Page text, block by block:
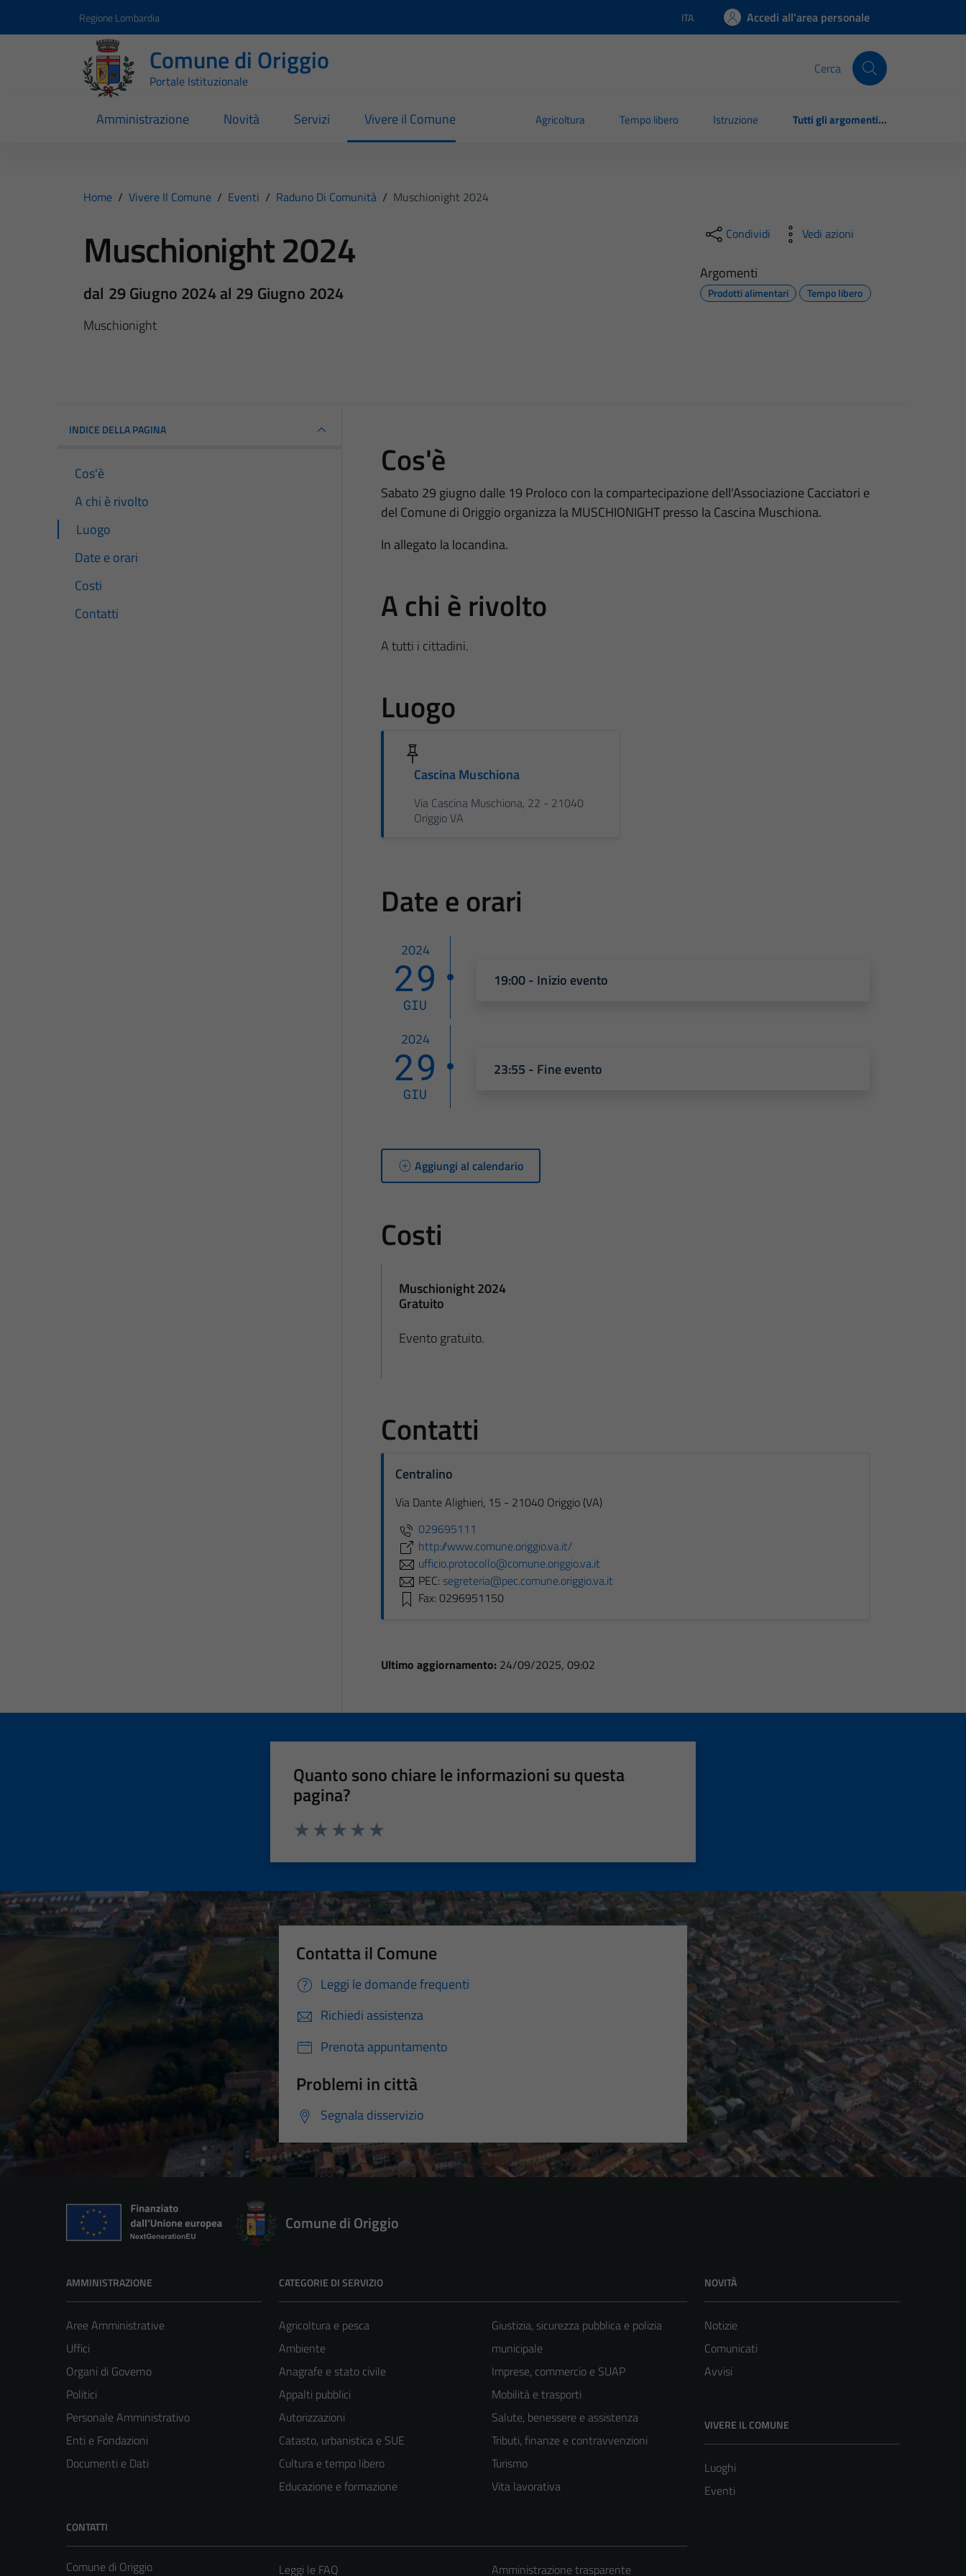
Regione Lombardia Lingua attiva:
ITA Accedi all'area personale
Comune di Origgio
Portale Istituzionale
Cerca
Amministrazione Novità Servizi Vivere il Comune Agricoltura Tempo libero Istruzione Tutti gli argomenti...
Home / Vivere Il Comune / Eventi / Raduno Di Comunità / Muschionight 2024
Muschionight 2024
dal 29 Giugno 2024 al 29 Giugno 2024
Muschionight
Condividi Vedi azioni
Argomenti
Prodotti alimentari Tempo libero
INDICE DELLA PAGINA
Cos'è
A chi è rivolto
Luogo
Date e orari
Costi
Contatti
Cos'è
Sabato 29 giugno dalle 19 Proloco con la compartecipazione dell'Associazione Cacciatori e
del Comune di Origgio organizza la MUSCHIONIGHT presso la Cascina Muschiona.
In allegato la locandina.
A chi è rivolto
A tutti i cittadini.
Luogo
Cascina Muschiona
Via Cascina Muschiona, 22 - 21040
Origgio VA
Date e orari
2024
29
GIU
19:00 - Inizio evento
2024
29
GIU
23:55 - Fine evento
Aggiungi al calendario
Costi
Muschionight 2024
Gratuito
Evento gratuito.
Contatti
Centralino
Via Dante Alighieri, 15 - 21040 Origgio (VA)
029695111
http://www.comune.origgio.va.it/
ufficio.protocollo@comune.origgio.va.it
PEC: segreteria@pec.comune.origgio.va.it
Fax: 0296951150
Ultimo aggiornamento: 24/09/2025, 09:02
Quanto sono chiare le informazioni su questa
pagina?
Contatta il Comune
Leggi le domande frequenti
Richiedi assistenza
Prenota appuntamento
Problemi in città
Segnala disservizio
Comune di Origgio
AMMINISTRAZIONE
Aree Amministrative
Uffici
Organi di Governo
Politici
Personale Amministrativo
Enti e Fondazioni
Documenti e Dati
CATEGORIE DI SERVIZIO
Agricoltura e pesca
Ambiente
Anagrafe e stato civile
Appalti pubblici
Autorizzazioni
Catasto, urbanistica e SUE
Cultura e tempo libero
Educazione e formazione
Giustizia, sicurezza pubblica e polizia
municipale
Imprese, commercio e SUAP
Mobilità e trasporti
Salute, benessere e assistenza
Tributi, finanze e contravvenzioni
Turismo
Vita lavorativa
NOVITÀ
Notizie
Comunicati
Avvisi
VIVERE IL COMUNE
Luoghi
Eventi
CONTATTI
Comune di Origgio
Leggi le FAQ Amministrazione trasparente